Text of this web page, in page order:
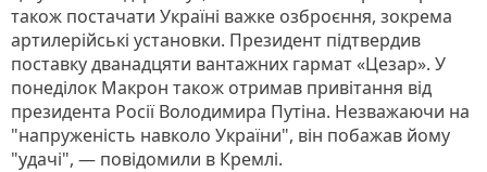
також постачати Україні важке озброєння, зокрема
артилерійські установки. Президент підтвердив
поставку дванадцяти вантажних гармат «Цезар». У
понеділок Макрон також отримав привітання від
президента Росії Володимира Путіна. Незважаючи на
"напруженість навколо України", він побажав йому
"удачі", — повідомили в Кремлі.